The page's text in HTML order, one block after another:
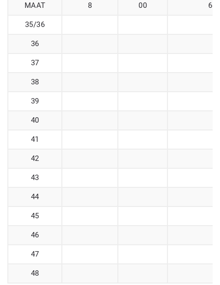
MAAT
8
00
6
35/36
36
37
38
39
40
41
42
43
44
45
46
47
48